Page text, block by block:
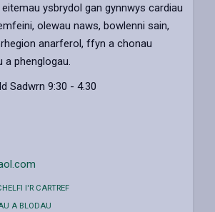
ysbrydol gan gynnwys cardiau
olewau naws, bowlenni sain,
anarferol, ffyn a chonau
a phenglogau.
Sadwrn 9:30 - 4.30
I'R CARTREF
A BLODAU